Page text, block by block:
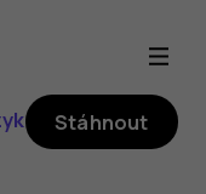
Stáhnout